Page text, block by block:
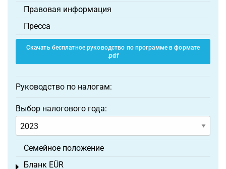
Правовая информация
Пресса
Скачать бесплатное руководство по программе в формате
.pdf
Руководство по налогам:
Выбор налогового года:
Семейное положение
Бланк EÜR